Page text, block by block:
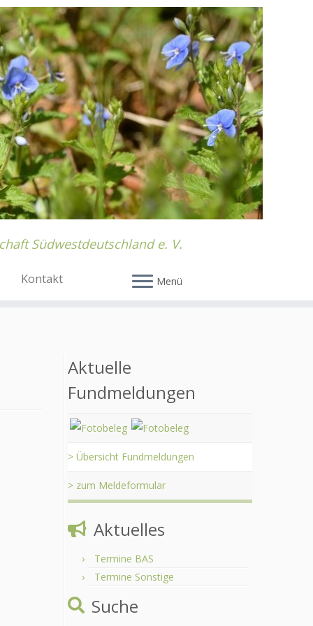
Südwestdeutschland e. V.
Menü
Kontakt
Aktuelle
Fundmeldungen
> Übersicht Fundmeldungen
> zum Meldeformular
Aktuelles
Termine BAS
Termine Sonstige
Suche